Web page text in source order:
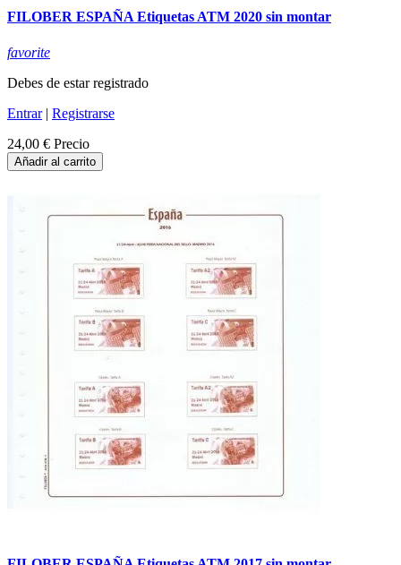
FILOBER ESPAÑA Etiquetas ATM 2020 sin montar
favorite
Debes de estar registrado
Entrar| Registrarse
24,00 € Precio
Añadir al carrito